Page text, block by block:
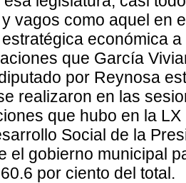
vagos como aquel en
económica
que García
por Reynosa
realizaron en las
que hubo en la
Social de la
el gobierno municipal
por ciento del total.